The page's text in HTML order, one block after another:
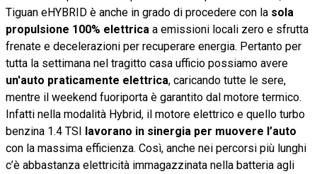
Tiguan eHYBRID è anche in grado di procedere con la sola
propulsione 100% elettrica a emissioni locali zero e sfrutta
frenate e decelerazioni per recuperare energia. Pertanto per
tutta la settimana nel tragitto casa ufficio possiamo avere
un'auto praticamente elettrica, caricando tutte le sere,
mentre il weekend fuoriporta è garantito dal motore termico.
Infatti nella modalità Hybrid, il motore elettrico e quello turbo
benzina 1.4 TSI lavorano in sinergia per muovere l’auto
con la massima efficienza. Così, anche nei percorsi più lunghi
c’è abbastanza elettricità immagazzinata nella batteria agli